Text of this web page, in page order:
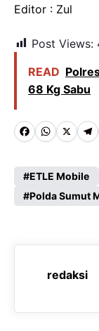
Editor : Zul
Post Views:
READ
68 Kg Sabu
F
c
e
o
W
a
t
A
p
X T
l
e
r
a
ETLE Mobile
Polda Sumut
redaksi